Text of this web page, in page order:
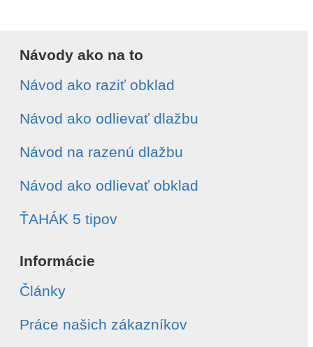
Návody ako na to
Návod ako raziť obklad
Návod ako odlievať dlažbu
Návod na razenú dlažbu
Návod ako odlievať obklad
ŤAHÁK 5 tipov
Informácie
Články
Práce našich zákazníkov